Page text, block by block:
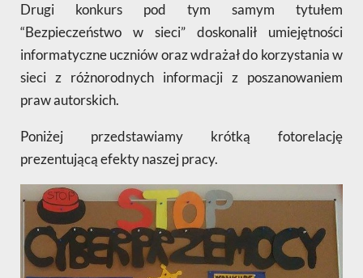
Drugi konkurs pod tym samym tytułem
“Bezpieczeństwo w sieci” doskonalił umiejętności
informatyczne uczniów oraz wdrażał do korzystania w
sieci z różnorodnych informacji z poszanowaniem
praw autorskich.
Poniżej przedstawiamy krótką fotorelację
prezentującą efekty naszej pracy.